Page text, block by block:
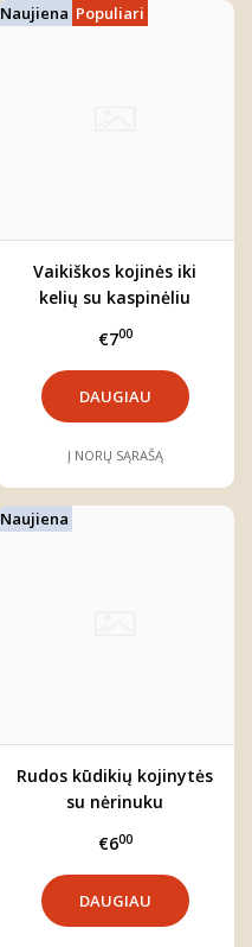
Naujiena Populiari
Vaikiškos kojinės iki
kelių su kaspinėliu
€700
DAUGIAU
Į NORŲ SĄRAŠĄ
Naujiena
Rudos kūdikių kojinytės
su nėrinuku
€600
DAUGIAU